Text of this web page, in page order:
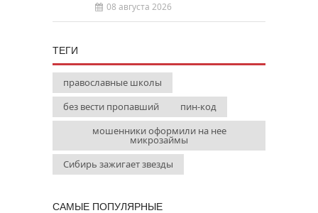
08 августа 2026
ТЕГИ
православные школы
без вести пропавший
пин-код
мошенники оформили на нее
микрозаймы
Сибирь зажигает звезды
САМЫЕ ПОПУЛЯРНЫЕ